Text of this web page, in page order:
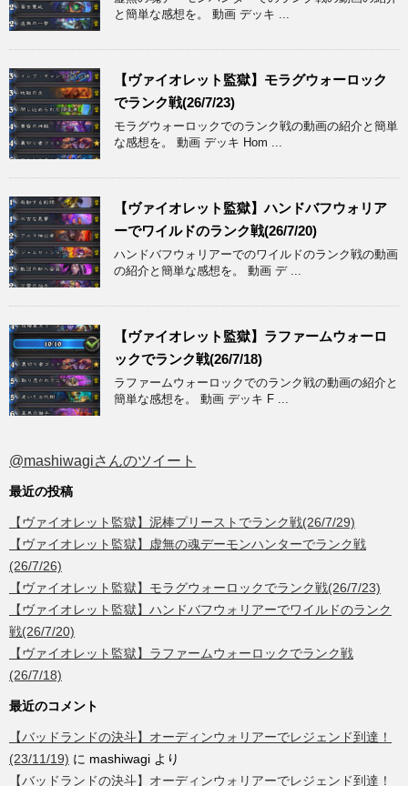
と簡単な感想を。 動画 デッキ ...
【ヴァイオレット監獄】モラグウォーロック
でランク戦(26/7/23)
モラグウォーロックでのランク戦の動画の紹介と簡単
な感想を。 動画 デッキ Hom ...
【ヴァイオレット監獄】ハンドバフウォリア
ーでワイルドのランク戦(26/7/20)
ハンドバフウォリアーでのワイルドのランク戦の動画
の紹介と簡単な感想を。 動画 デ ...
【ヴァイオレット監獄】ラファームウォーロ
ックでランク戦(26/7/18)
ラファームウォーロックでのランク戦の動画の紹介と
簡単な感想を。 動画 デッキ F ...
@mashiwagiさんのツイート
最近の投稿
【ヴァイオレット監獄】泥棒プリーストでランク戦(26/7/29)
【ヴァイオレット監獄】虚無の魂デーモンハンターでランク戦
(26/7/26)
【ヴァイオレット監獄】モラグウォーロックでランク戦(26/7/23)
【ヴァイオレット監獄】ハンドバフウォリアーでワイルドのランク
戦(26/7/20)
【ヴァイオレット監獄】ラファームウォーロックでランク戦
(26/7/18)
最近のコメント
【バッドランドの決斗】オーディンウォリアーでレジェンド到達！
(23/11/19) に mashiwagi より
【バッドランドの決斗】オーディンウォリアーでレジェンド到達！